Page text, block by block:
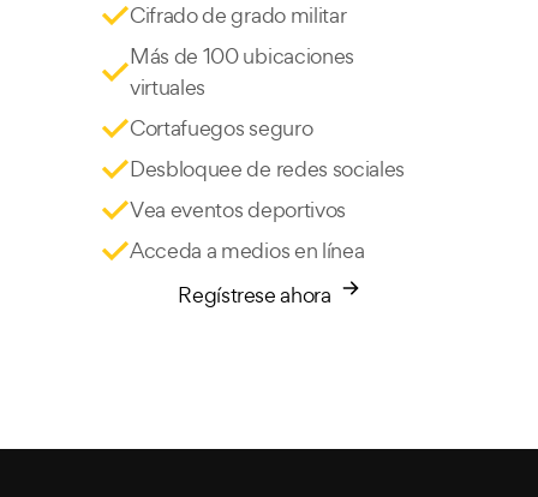
Cifrado de grado militar
Más de 100 ubicaciones
virtuales
Cortafuegos seguro
Desbloquee de redes sociales
Vea eventos deportivos
Acceda a medios en línea
Regístrese ahora